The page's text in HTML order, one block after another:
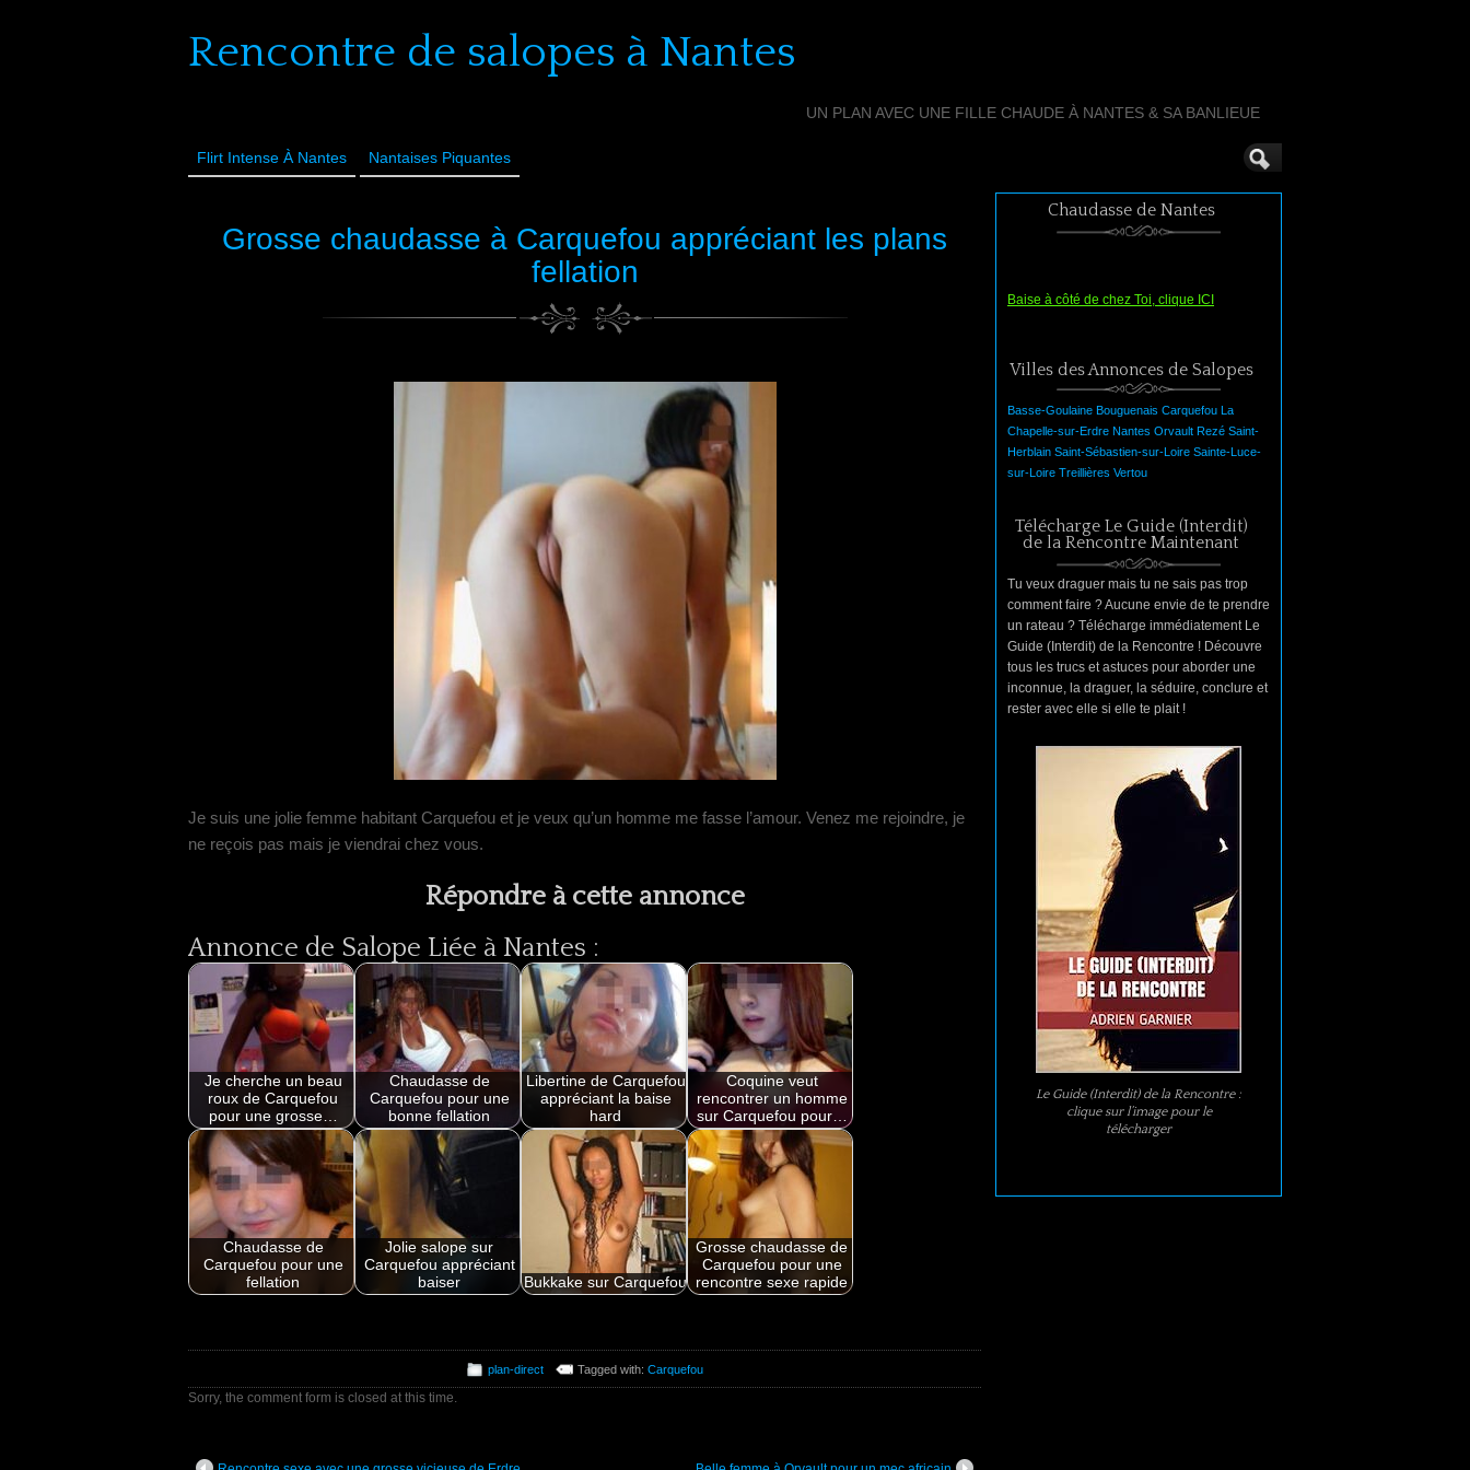
Rencontre de salopes à Nantes
UN PLAN AVEC UNE FILLE CHAUDE À NANTES & SA BANLIEUE
Flirt Intense À Nantes Nantaises Piquantes
Grosse chaudasse à Carquefou appréciant les plans
fellation
Je suis une jolie femme habitant Carquefou et je veux qu’un homme me fasse l’amour. Venez me rejoindre, je
ne reçois pas mais je viendrai chez vous.
Répondre à cette annonce
Annonce de Salope Liée à Nantes :
Je cherche un beau
roux de Carquefou
pour une grosse…
Chaudasse de
Carquefou pour une
bonne fellation
Libertine de Carquefou
appréciant la baise
hard
Coquine veut
rencontrer un homme
sur Carquefou pour…
Chaudasse de
Carquefou pour une
fellation
Jolie salope sur
Carquefou appréciant
baiser
Bukkake sur Carquefou
Grosse chaudasse de
Carquefou pour une
rencontre sexe rapide
plan-direct Tagged with: Carquefou
Sorry, the comment form is closed at this time.
Chaudasse de Nantes
Baise à côté de chez Toi, clique ICI
Villes des Annonces de Salopes
Basse-Goulaine Bouguenais Carquefou La
Chapelle-sur-Erdre Nantes Orvault Rezé Saint-
Herblain Saint-Sébastien-sur-Loire Sainte-Luce-
sur-Loire Treillières Vertou
Télécharge Le Guide (Interdit)
de la Rencontre Maintenant
Tu veux draguer mais tu ne sais pas trop
comment faire ? Aucune envie de te prendre
un rateau ? Télécharge immédiatement Le
Guide (Interdit) de la Rencontre ! Découvre
tous les trucs et astuces pour aborder une
inconnue, la draguer, la séduire, conclure et
rester avec elle si elle te plait !
Le Guide (Interdit) de la Rencontre :
clique sur l’image pour le
télécharger